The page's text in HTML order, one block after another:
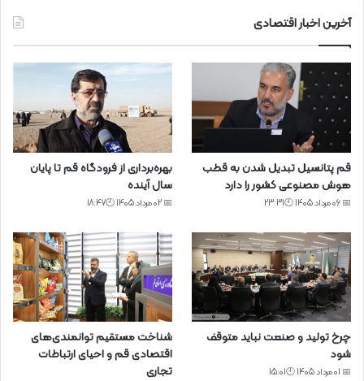
آخرین اخبار اقتصادی
قم پتانسیل تبدیل شدن به قطب
هوش مصنوعی کشور را دارد
📅 06 مرداد 1405 🕙23:31
بهره‌برداری از فرودگاه قم تا پایان
سال آینده
📅 02 مرداد 1405 🕙18:47
چرخ تولید و صنعت نباید متوقف
شود
📅 01 مرداد 1405 🕙15:01
شناخت مستقیم توانمندی‌های
اقتصادی قم و احیای ارتباطات
تجاری